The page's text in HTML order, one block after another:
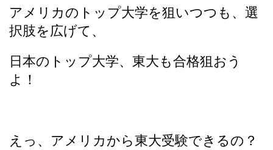
アメリカのトップ大学を狙いつつも、選
択肢を広げて、
日本のトップ大学、東大も合格狙おう
よ！
えっ、アメリカから東大受験できるの？